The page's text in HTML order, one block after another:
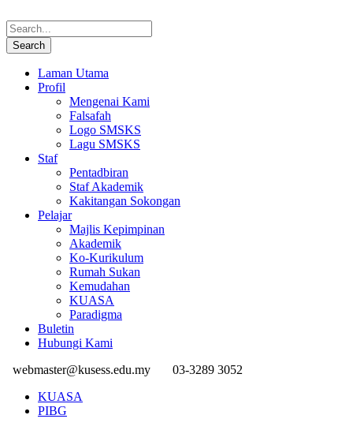
Laman Utama
Profil
Mengenai Kami
Falsafah
Logo SMSKS
Lagu SMSKS
Staf
Pentadbiran
Staf Akademik
Kakitangan Sokongan
Pelajar
Majlis Kepimpinan
Akademik
Ko-Kurikulum
Rumah Sukan
Kemudahan
KUASA
Paradigma
Buletin
Hubungi Kami
webmaster@kusess.edu.my
03-3289 3052
KUASA
PIBG